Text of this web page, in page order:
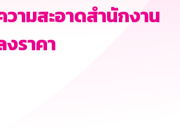
ามสะอาดสำนักงาน
ราคา